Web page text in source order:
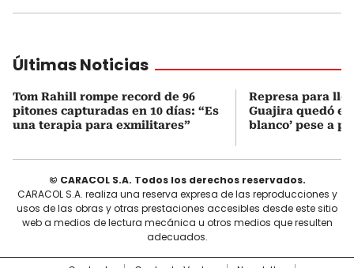
Últimas Noticias
Tom Rahill rompe record de 96
pitones capturadas en 10 días: “Es
una terapia para exmilitares”
Represa para
Guajira quedó en
blanco’ pese a
© CARACOL S.A. Todos los derechos reservados.
CARACOL S.A. realiza una reserva expresa de las reproducciones y
usos de las obras y otras prestaciones accesibles desde este sitio
web a medios de lectura mecánica u otros medios que resulten
adecuados.